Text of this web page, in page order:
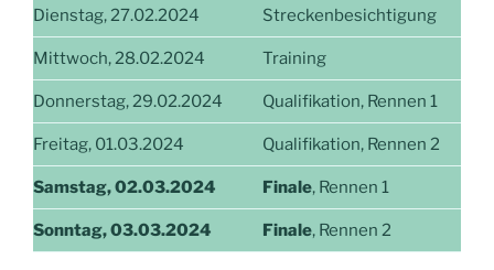
Dienstag, 27.02.2024 Streckenbesichtigung
Mittwoch, 28.02.2024 Training
Donnerstag, 29.02.2024 Qualifikation, Rennen 1
Freitag, 01.03.2024 Qualifikation, Rennen 2
Samstag, 02.03.2024 Finale, Rennen 1
Sonntag, 03.03.2024 Finale, Rennen 2